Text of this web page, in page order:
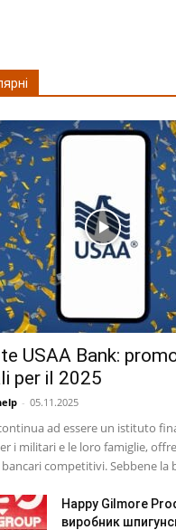
USAA Bank:
per il 2025
- 05.11.2025
continua ad essere un istituto
i militari e le loro famiglie,
competitivi. Sebbene la
Happy Gilmore
виробник